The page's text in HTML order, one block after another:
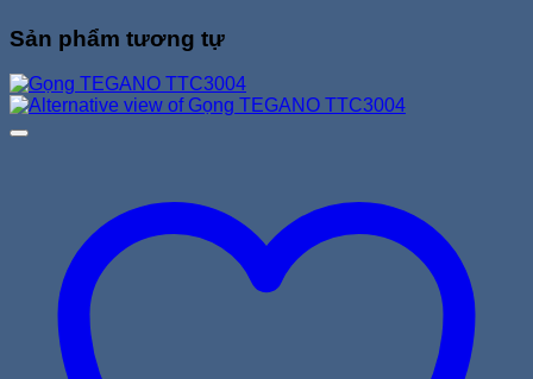
Sản phẩm tương tự